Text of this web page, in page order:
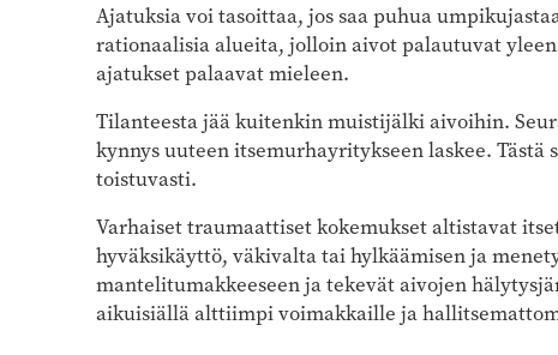
Ajatuksia voi tasoittaa, jos saa puhua
rationaalisia alueita, jolloin aivot palautuvat
ajatukset palaavat mieleen.
Tilanteesta jää kuitenkin muistijälki aivoihin.
kynnys uuteen itsemurhayritykseen laskee.
toistuvasti.
Varhaiset traumaattiset kokemukset altistavat
hyväksikäyttö, väkivalta tai hylkäämisen ja
mantelitumakkeeseen ja tekevät aivojen
aikuisiällä alttiimpi voimakkaille ja